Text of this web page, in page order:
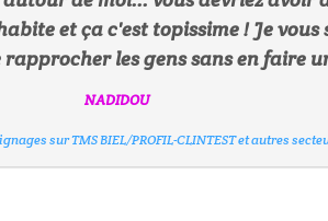
et ça c'est topissime ! Je vous
les gens sans en faire
NADIDOU
sur TMS BIEL/PROFIL-CLINTEST et autres
PERLA
sur TMS BIEL/PROFIL-CLINTEST et autres
TOA45
LOUPS73
SARZANY
sur TMS BIEL/PROFIL-CLINTEST et autres
CACACOTINE
sur TMS BIEL/PROFIL-CLINTEST et autres
CHRISTELLE50
sur TMS BIEL/PROFIL-CLINTEST et autres